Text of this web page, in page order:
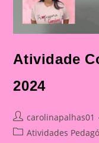
Atividade
2024
Post
author:
carolinapalhas01
PostAtividades